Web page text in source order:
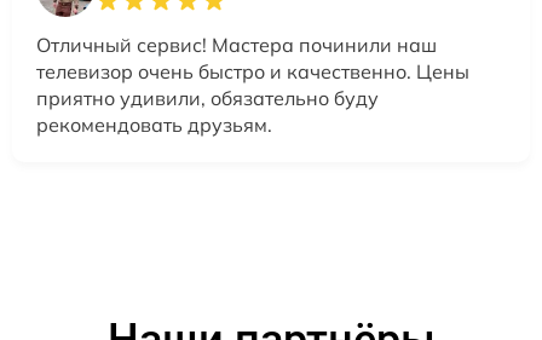
Отличный сервис! Мастера починили наш
телевизор очень быстро и качественно. Цены
приятно удивили, обязательно буду
рекомендовать друзьям.